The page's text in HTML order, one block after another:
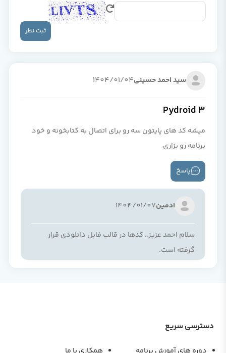
ثبت نظر
سید احمد حسینی1404/01/04
Pydroid 3
میشه کد های پایتون سه رو برای اتصال به کتابخونه و خود
برنامه رو بزاری
پاسخ
ادمین1404/01/07
سلام احمد عزیز.. کدها در قالب فایل دانلودی قرار
گرفته است.
دسترسی سریع
دوره های آموزش برنامه
همکاری با ما